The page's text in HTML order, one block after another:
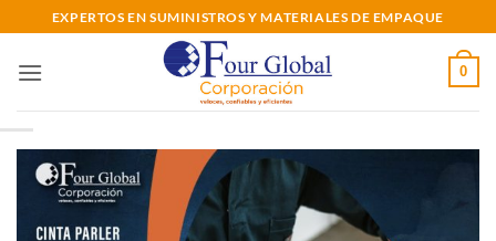
al
contenido
EXPERTOS EN SUMINISTROS Y MATERIALES DE EMPAQUE
0